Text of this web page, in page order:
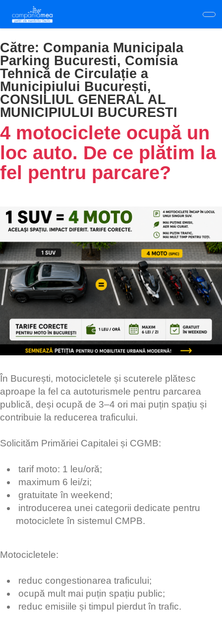
main
content
Către: Compania Municipala
Parking Bucuresti, Comisia
Tehnică de Circulație a
Municipiului București,
CONSILIUL GENERAL AL
MUNICIPIULUI BUCURESTI
4 motociclete ocupă un
loc auto. De ce plătim la
fel pentru parcare?
În București, motocicletele și scuterele plătesc
aproape la fel ca autoturismele pentru parcarea
publică, deși ocupă de 3–4 ori mai puțin spațiu și
contribuie la reducerea traficului.
Solicităm Primăriei Capitalei și CGMB:
tarif moto: 1 leu/oră;
maximum 6 lei/zi;
gratuitate în weekend;
introducerea unei categorii dedicate pentru
motociclete în sistemul CMPB.
Motocicletele:
reduc congestionarea traficului;
ocupă mult mai puțin spațiu public;
reduc emisiile și timpul pierdut în trafic.